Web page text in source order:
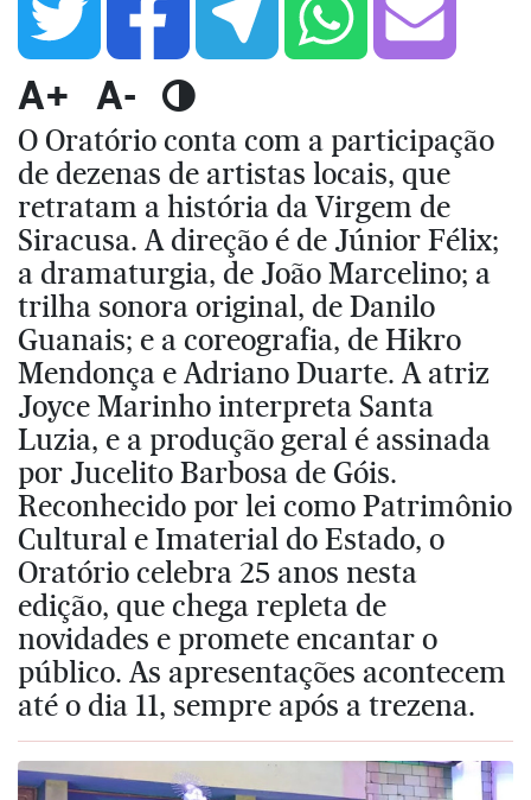
A+ A-
O Oratório conta com a participação
de dezenas de artistas locais, que
retratam a história da Virgem de
Siracusa. A direção é de Júnior Félix;
a dramaturgia, de João Marcelino; a
trilha sonora original, de Danilo
Guanais; e a coreografia, de Hikro
Mendonça e Adriano Duarte. A atriz
Joyce Marinho interpreta Santa
Luzia, e a produção geral é assinada
por Jucelito Barbosa de Góis.
Reconhecido por lei como Patrimônio
Cultural e Imaterial do Estado, o
Oratório celebra 25 anos nesta
edição, que chega repleta de
novidades e promete encantar o
público. As apresentações acontecem
até o dia 11, sempre após a trezena.